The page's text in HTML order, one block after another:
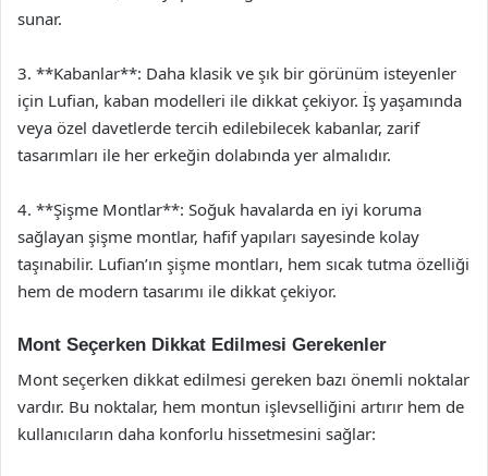
sunar.
3. **Kabanlar**: Daha klasik ve şık bir görünüm isteyenler
için Lufian, kaban modelleri ile dikkat çekiyor. İş yaşamında
veya özel davetlerde tercih edilebilecek kabanlar, zarif
tasarımları ile her erkeğin dolabında yer almalıdır.
4. **Şişme Montlar**: Soğuk havalarda en iyi koruma
sağlayan şişme montlar, hafif yapıları sayesinde kolay
taşınabilir. Lufian’ın şişme montları, hem sıcak tutma özelliği
hem de modern tasarımı ile dikkat çekiyor.
Mont Seçerken Dikkat Edilmesi Gerekenler
Mont seçerken dikkat edilmesi gereken bazı önemli noktalar
vardır. Bu noktalar, hem montun işlevselliğini artırır hem de
kullanıcıların daha konforlu hissetmesini sağlar: